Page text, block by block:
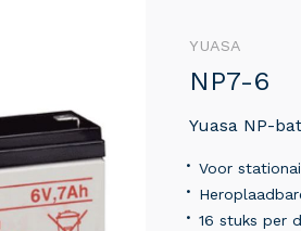
YUASA
NP7-6
Yuasa NP-
Voor
16 stuks per